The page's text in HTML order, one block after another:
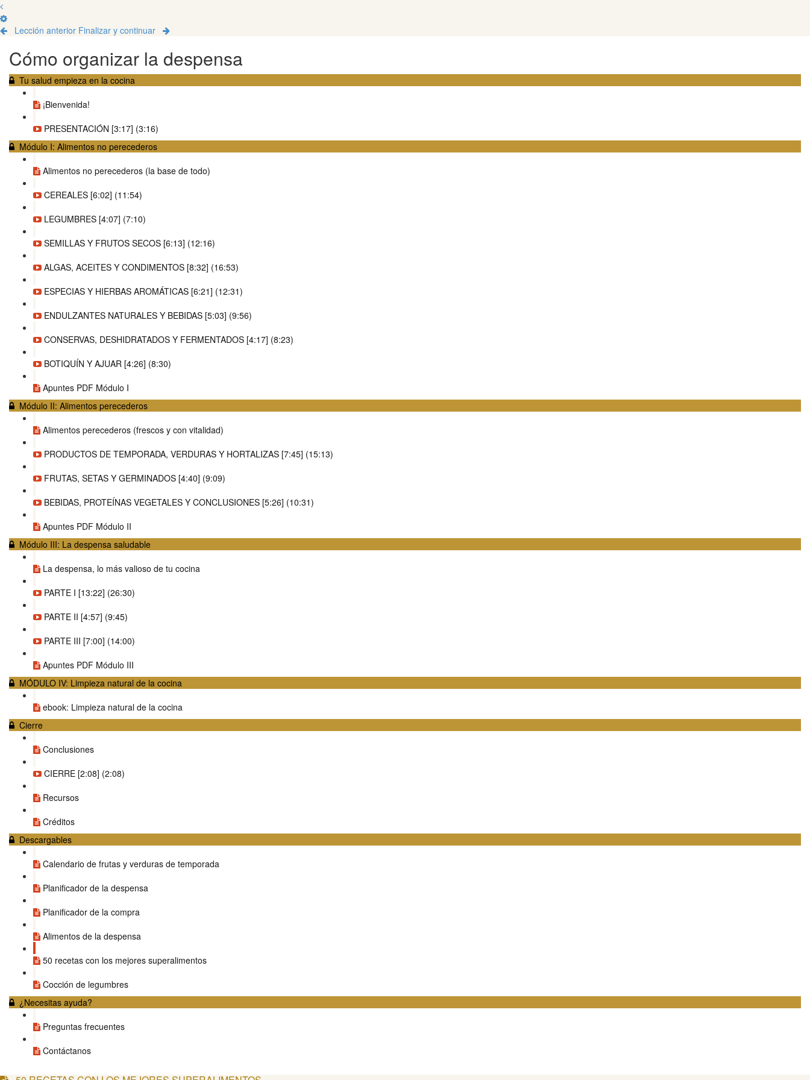
Lección anterior Finalizar y continuar
Cómo organizar la despensa
Tu salud empieza en la cocina
¡Bienvenida!
PRESENTACIÓN [3:17] (3:16)
Módulo I: Alimentos no perecederos
Alimentos no perecederos (la base de todo)
CEREALES [6:02] (11:54)
LEGUMBRES [4:07] (7:10)
SEMILLAS Y FRUTOS SECOS [6:13] (12:16)
ALGAS, ACEITES Y CONDIMENTOS [8:32] (16:53)
ESPECIAS Y HIERBAS AROMÁTICAS [6:21] (12:31)
ENDULZANTES NATURALES Y BEBIDAS [5:03] (9:56)
CONSERVAS, DESHIDRATADOS Y FERMENTADOS [4:17] (8:23)
BOTIQUÍN Y AJUAR [4:26] (8:30)
Apuntes PDF Módulo I
Módulo II: Alimentos perecederos
Alimentos perecederos (frescos y con vitalidad)
PRODUCTOS DE TEMPORADA, VERDURAS Y HORTALIZAS [7:45] (15:13)
FRUTAS, SETAS Y GERMINADOS [4:40] (9:09)
BEBIDAS, PROTEÍNAS VEGETALES Y CONCLUSIONES [5:26] (10:31)
Apuntes PDF Módulo II
Módulo III: La despensa saludable
La despensa, lo más valioso de tu cocina
PARTE I [13:22] (26:30)
PARTE II [4:57] (9:45)
PARTE III [7:00] (14:00)
Apuntes PDF Módulo III
MÓDULO IV: Limpieza natural de la cocina
ebook: Limpieza natural de la cocina
Cierre
Conclusiones
CIERRE [2:08] (2:08)
Recursos
Créditos
Descargables
Calendario de frutas y verduras de temporada
Planificador de la despensa
Planificador de la compra
Alimentos de la despensa
50 recetas con los mejores superalimentos
Cocción de legumbres
¿Necesitas ayuda?
Preguntas frecuentes
Contáctanos